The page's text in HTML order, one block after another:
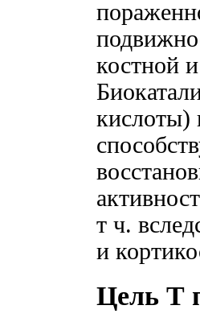
костной
кислоты)
т ч.
и
Цель Т